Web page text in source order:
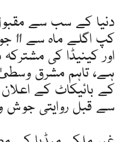
دنیا کے سب سے
کپ
اور کینیڈا کی
ہے، تاہم مشرق وسطیٰ
کے بائیکاٹ کے
سے قبل روایتی جوش